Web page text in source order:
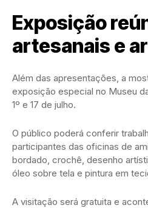
Exposição
artesanais e
Além das apresentações, a
exposição especial no Museu
1º e 17 de julho.
O público poderá conferir
participantes das oficinas de
bordado, crochê, desenho
óleo sobre tela e pintura em
A visitação será gratuita e